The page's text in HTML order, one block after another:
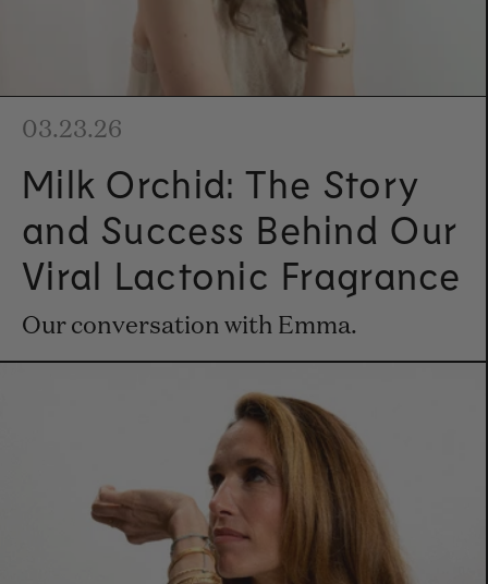
03.23.26
Milk Orchid: The Story
and Success Behind Our
Viral Lactonic Fragrance
Our conversation with Emma.